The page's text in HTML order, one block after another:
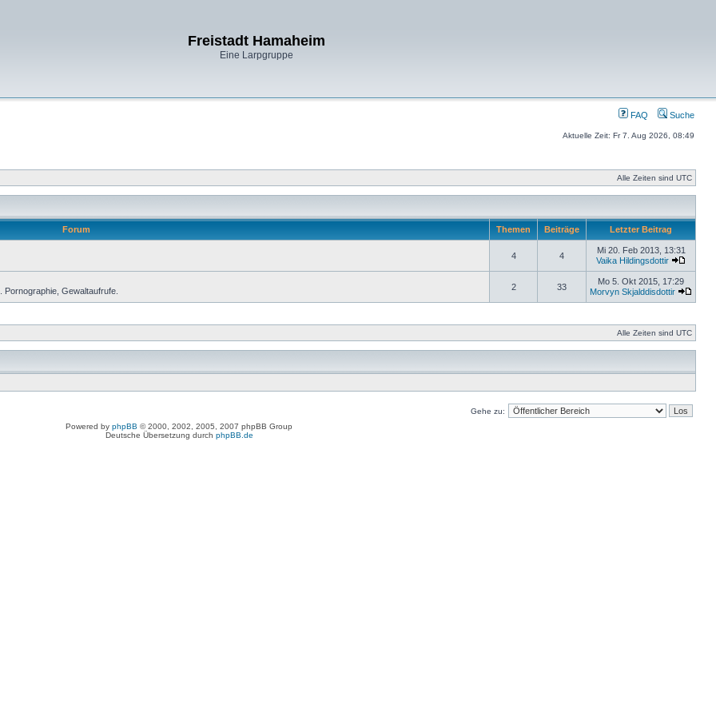
Freistadt Hamaheim
Eine Larpgruppe
FAQ Suche
Aktuelle Zeit: Fr 7. Aug 2026, 08:49
Alle Zeiten sind UTC
Forum Themen Beiträge Letzter Beitrag
4 4
Mi 20. Feb 2013, 13:31
Vaika Hildingsdottir
Gewaltaufrufe. 2 33
Mo 5. Okt 2015, 17:29
Morvyn Skjalddisdottir
Alle Zeiten sind UTC
Gehe zu:
Powered by phpBB © 2000, 2002, 2005, 2007 phpBB Group
Deutsche Übersetzung durch phpBB.de